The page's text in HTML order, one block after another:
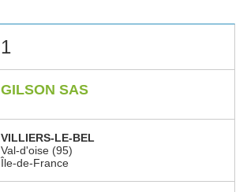
1
GILSON SAS
VILLIERS-LE-BEL
Val-d'oise (95)
Île-de-France